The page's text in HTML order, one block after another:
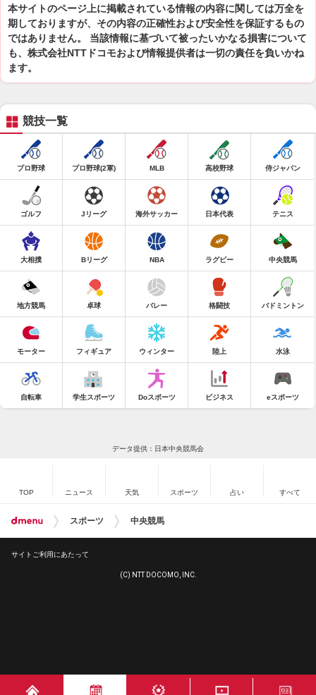
本サイトのページ上に掲載されている情報の内容に関しては万全を
期しておりますが、その内容の正確性および安全性を保証するもの
ではありません。 当該情報に基づいて被ったいかなる損害について
も、株式会社NTTドコモおよび情報提供者は一切の責任を負いかね
ます。
競技一覧
プロ野球 プロ野球(2軍) MLB 高校野球 侍ジャパン
ゴルフ Jリーグ 海外サッカー 日本代表 テニス
大相撲 Bリーグ NBA ラグビー 中央競馬
地方競馬 卓球 バレー 格闘技 バドミントン
モーター フィギュア ウィンター 陸上 水泳
自転車 学生スポーツ Doスポーツ ビジネス eスポーツ
データ提供：日本中央競馬会
TOP ニュース 天気 スポーツ 占い すべて
スポーツ 中央競馬
サイトご利用にあたって
(C) NTT DOCOMO, INC.